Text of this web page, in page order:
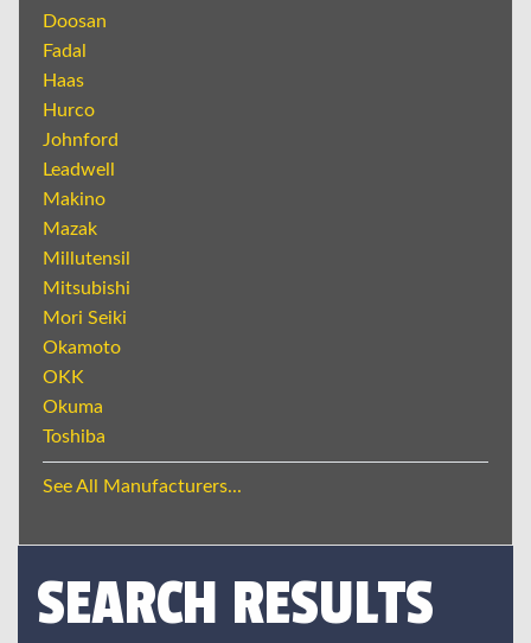
Doosan
Fadal
Haas
Hurco
Johnford
Leadwell
Makino
Mazak
Millutensil
Mitsubishi
Mori Seiki
Okamoto
OKK
Okuma
Toshiba
See All Manufacturers...
SEARCH RESULTS